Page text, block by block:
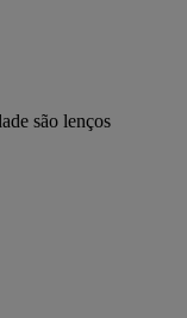
são lenços